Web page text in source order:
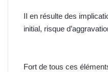
II en résulte des
initial, risque
Fort de tous ces